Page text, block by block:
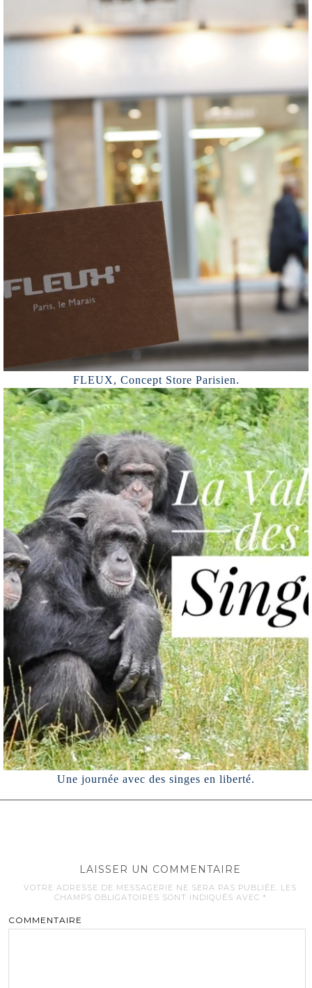
FLEUX, Concept Store Parisien.
Une journée avec des singes en liberté.
LAISSER UN COMMENTAIRE
VOTRE ADRESSE DE MESSAGERIE NE SERA PAS PUBLIÉE.
LES
CHAMPS OBLIGATOIRES SONT INDIQUÉS AVEC *
COMMENTAIRE